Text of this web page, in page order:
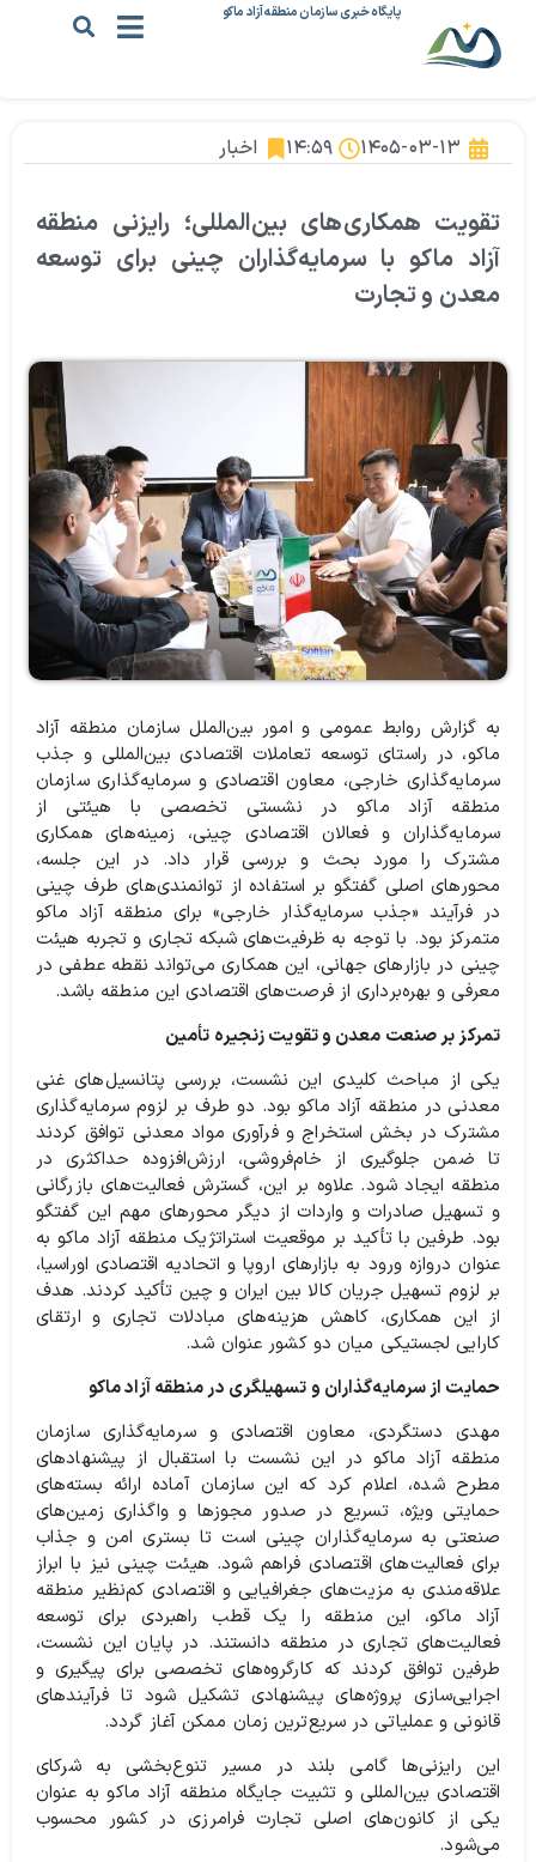
پایگاه خبری سازمان منطقه آزاد ماکو
۱۴۰۵-۰۳-۱۳ ۱۴:۵۹ اخبار
تقویت همکاری‌های بین‌المللی؛ رایزنی منطقه
آزاد ماکو با سرمایه‌گذاران چینی برای توسعه
معدن و تجارت
به گزارش روابط عمومی و امور بین‌الملل سازمان منطقه آزاد
ماکو، در راستای توسعه تعاملات اقتصادی بین‌المللی و جذب
سرمایه‌گذاری خارجی، معاون اقتصادی و سرمایه‌گذاری سازمان
منطقه آزاد ماکو در نشستی تخصصی با هیئتی از
سرمایه‌گذاران و فعالان اقتصادی چینی، زمینه‌های همکاری
مشترک را مورد بحث و بررسی قرار داد. در این جلسه،
محورهای اصلی گفتگو بر استفاده از توانمندی‌های طرف چینی
در فرآیند «جذب سرمایه‌گذار خارجی» برای منطقه آزاد ماکو
متمرکز بود. با توجه به ظرفیت‌های شبکه تجاری و تجربه هیئت
چینی در بازارهای جهانی، این همکاری می‌تواند نقطه عطفی در
معرفی و بهره‌برداری از فرصت‌های اقتصادی این منطقه باشد.
تمرکز بر صنعت معدن و تقویت زنجیره تأمین
یکی از مباحث کلیدی این نشست، بررسی پتانسیل‌های غنی
معدنی در منطقه آزاد ماکو بود. دو طرف بر لزوم سرمایه‌گذاری
مشترک در بخش استخراج و فرآوری مواد معدنی توافق کردند
تا ضمن جلوگیری از خام‌فروشی، ارزش‌افزوده حداکثری در
منطقه ایجاد شود. علاوه بر این، گسترش فعالیت‌های بازرگانی
و تسهیل صادرات و واردات از دیگر محورهای مهم این گفتگو
بود. طرفین با تأکید بر موقعیت استراتژیک منطقه آزاد ماکو به
عنوان دروازه ورود به بازارهای اروپا و اتحادیه اقتصادی اوراسیا،
بر لزوم تسهیل جریان کالا بین ایران و چین تأکید کردند. هدف
از این همکاری، کاهش هزینه‌های مبادلات تجاری و ارتقای
کارایی لجستیکی میان دو کشور عنوان شد.
حمایت از سرمایه‌گذاران و تسهیلگری در منطقه آزاد ماکو
مهدی دستگردی، معاون اقتصادی و سرمایه‌گذاری سازمان
منطقه آزاد ماکو در این نشست با استقبال از پیشنهادهای
مطرح شده، اعلام کرد که این سازمان آماده ارائه بسته‌های
حمایتی ویژه، تسریع در صدور مجوزها و واگذاری زمین‌های
صنعتی به سرمایه‌گذاران چینی است تا بستری امن و جذاب
برای فعالیت‌های اقتصادی فراهم شود. هیئت چینی نیز با ابراز
علاقه‌مندی به مزیت‌های جغرافیایی و اقتصادی کم‌نظیر منطقه
آزاد ماکو، این منطقه را یک قطب راهبردی برای توسعه
فعالیت‌های تجاری در منطقه دانستند. در پایان این نشست،
طرفین توافق کردند که کارگروه‌های تخصصی برای پیگیری و
اجرایی‌سازی پروژه‌های پیشنهادی تشکیل شود تا فرآیندهای
قانونی و عملیاتی در سریع‌ترین زمان ممکن آغاز گردد.
این رایزنی‌ها گامی بلند در مسیر تنوع‌بخشی به شرکای
اقتصادی بین‌المللی و تثبیت جایگاه منطقه آزاد ماکو به عنوان
یکی از کانون‌های اصلی تجارت فرامرزی در کشور محسوب
می‌شود.